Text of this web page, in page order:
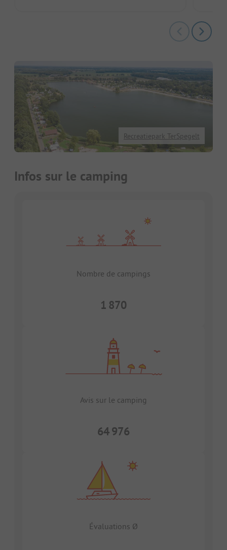
Recreatiepark TerSpegelt
Infos sur le camping
Nombre de campings
1 870
Avis sur le camping
64 976
Évaluations Ø